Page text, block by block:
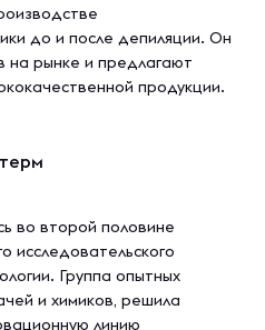
до и после депиляции. Он
на рынке и предлагают
продукции.
во второй половине
исследовательского
Группа опытных
и химиков, решила
линию